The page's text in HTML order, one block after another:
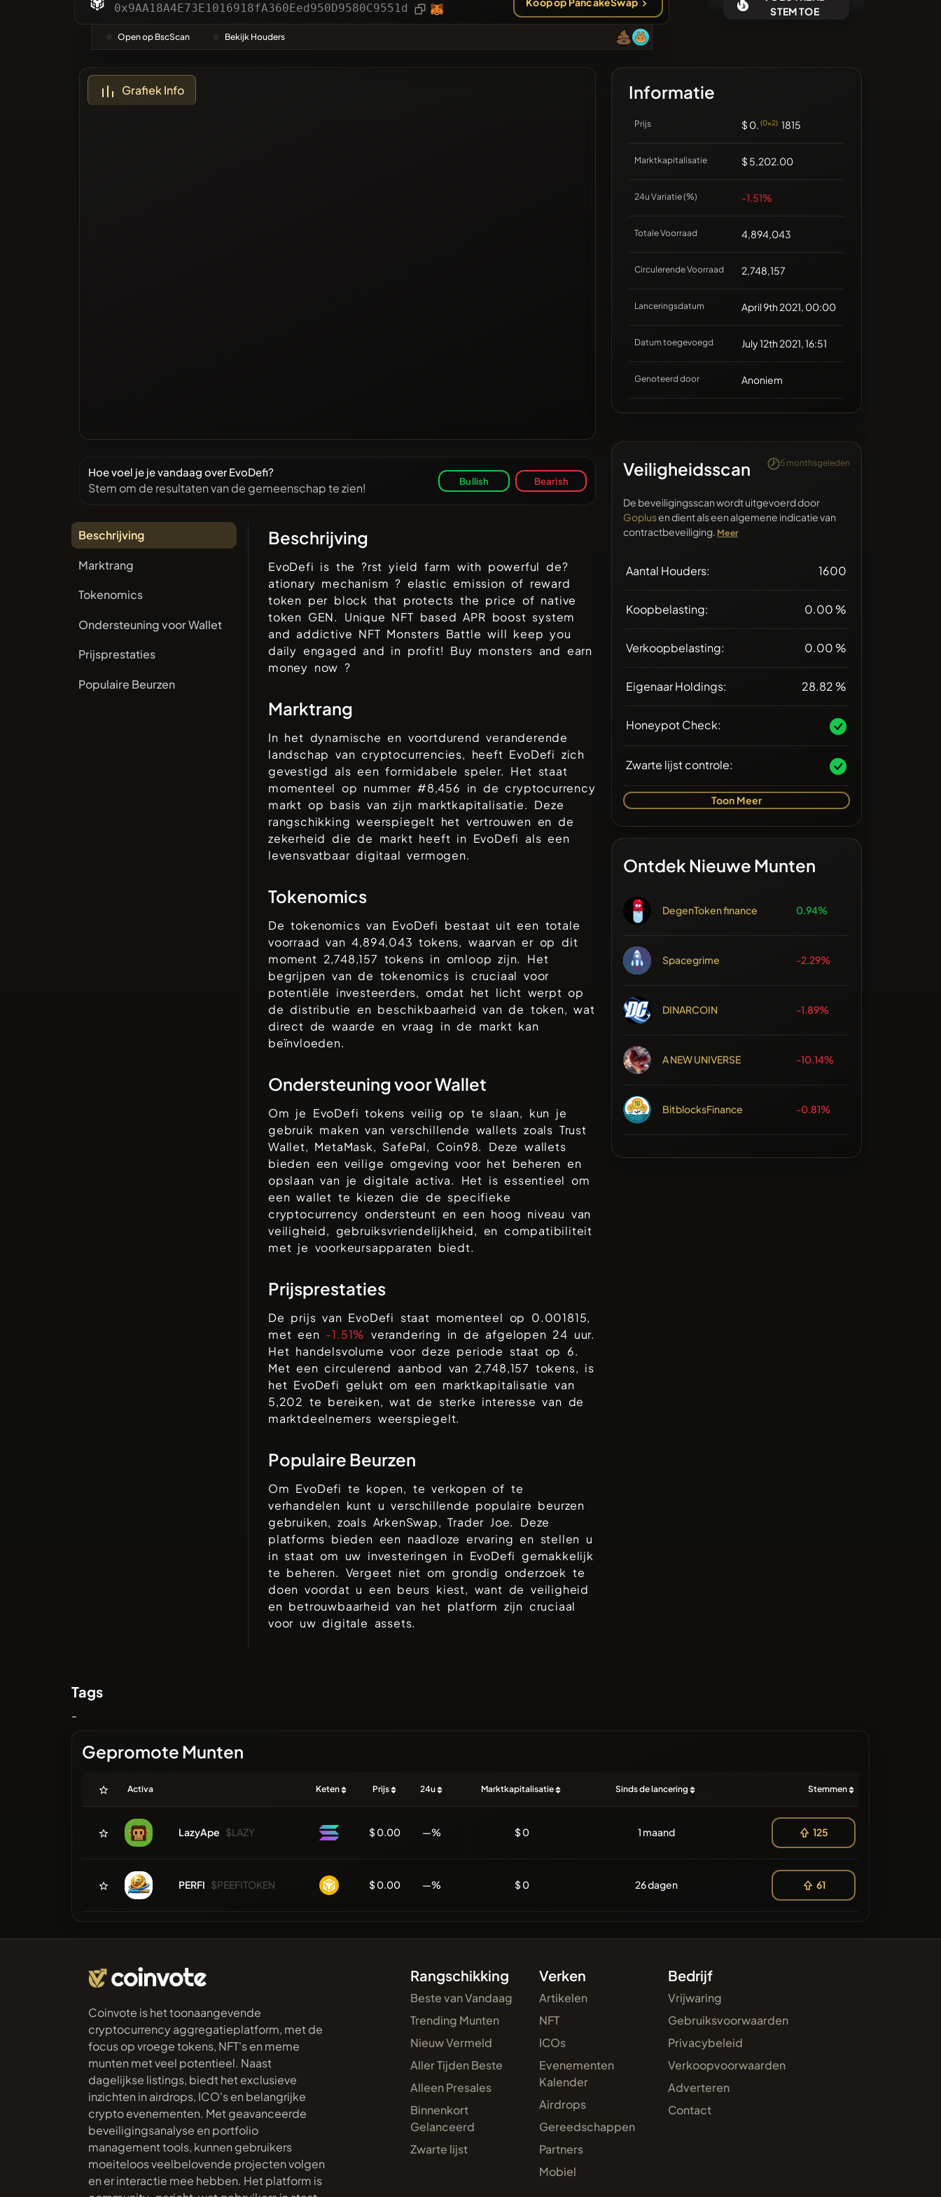
Categorieën
Meest Gestemd
Artikel ❌Geen recente munten
0x9AA18A4E73E1016918fA360Eed950D9580C9551d
Open op BscScan Bekijk Houders
STEM TOE
Grafiek Info
Hoe voel je je vandaag over EvoDefi?
Stem om de resultaten van de gemeenschap te zien! Bullish Bearish
Beschrijving
Marktrang
Tokenomics
Ondersteuning voor Wallet
Prijsprestaties
Populaire Beurzen
Beschrijving
EvoDefi is the ?rst yield farm with powerful de?
ationary mechanism ? elastic emission of reward
token per block that protects the price of native
token GEN. Unique NFT based APR boost system
and addictive NFT Monsters Battle will keep you
daily engaged and in profit! Buy monsters and earn
money now ?
Marktrang
In het dynamische en voortdurend veranderende
landschap van cryptocurrencies, heeft EvoDefi zich
gevestigd als een formidabele speler. Het staat
momenteel op nummer #8,456 in de cryptocurrency
markt op basis van zijn marktkapitalisatie. Deze
rangschikking weerspiegelt het vertrouwen en de
zekerheid die de markt heeft in EvoDefi als een
levensvatbaar digitaal vermogen.
Tokenomics
De tokenomics van EvoDefi bestaat uit een totale
voorraad van4,894,043 tokens, waarvan er op dit
moment 2,748,157 tokens in omloop zijn. Het
begrijpen van de tokenomics is cruciaal voor
potentiële investeerders, omdat het licht werpt op
de distributie en beschikbaarheid van de token, wat
direct de waarde en vraag in de markt kan
beïnvloeden.
Ondersteuning voor Wallet
Om je EvoDefi tokens veilig op te slaan, kun je
gebruik maken van verschillende wallets zoals Trust
Wallet, MetaMask, SafePal, Coin98. Deze wallets
bieden een veilige omgeving voor het beheren en
opslaan van je digitale activa. Het is essentieel om
een wallet te kiezen die de specifieke
cryptocurrency ondersteunt en een hoog niveau van
veiligheid, gebruiksvriendelijkheid, en compatibiliteit
met je voorkeursapparaten biedt.
Prijsprestaties
De prijs van EvoDefi staat momenteel op 0.001815,
met een -1.51% verandering in de afgelopen 24 uur.
Het handelsvolume voor deze periode staat op 6.
Met een circulerend aanbod van 2,748,157 tokens, is
het EvoDefi gelukt om een marktkapitalisatie van
5,202 te bereiken, wat de sterke interesse van de
marktdeelnemers weerspiegelt.
Populaire Beurzen
Om EvoDefi te kopen, te verkopen of te
verhandelen kunt u verschillende populaire beurzen
gebruiken, zoals ArkenSwap, Trader Joe. Deze
platforms bieden een naadloze ervaring en stellen u
in staat om uw investeringen in EvoDefi gemakkelijk
te beheren. Vergeet niet om grondig onderzoek te
doen voordat u een beurs kiest, want de veiligheid
en betrouwbaarheid van het platform zijn cruciaal
voor uw digitale assets.
Informatie
Prijs $ 0. (0x2) 1815
Marktkapitalisatie $ 5,202.00
24u Variatie (%) -1.51%
Totale Voorraad 4,894,043
Circulerende Voorraad 2,748,157
Lanceringsdatum April 9th 2021, 00:00
Datum toegevoegd July 12th 2021, 16:51
Genoteerd door Anoniem
Veiligheidsscan 5 monthsgeleden
De beveiligingsscan wordt uitgevoerd door
Goplusen dient als een algemene indicatie van
contractbeveiliging. Meer
Aantal Houders: 1600
Koopbelasting: 0.00 %
Verkoopbelasting: 0.00 %
Eigenaar Holdings: 28.82 %
Honeypot Check:
Zwarte lijst controle:
Toon Meer
Ontdek Nieuwe Munten
DegenToken finance 0.94%
Spacegrime -2.29%
DINARCOIN -1.89%
A NEW UNIVERSE -10.14%
BitblocksFinance -0.81%
Tags
-
Gepromote Munten
Activa Keten Prijs 24u Marktkapitalisatie Sinds de lancering Stemmen
LazyApe $LAZY $ 0.00 —% $ 0 1 maand 125
PERFI $PEEFITOKEN $ 0.00 —% $ 0 26 dagen 61
Coinvote is het toonaangevende
cryptocurrency aggregatieplatform, met de
focus op vroege tokens, NFT's en meme
munten met veel potentieel. Naast
dagelijkse listings, biedt het exclusieve
inzichten in airdrops, ICO's en belangrijke
crypto evenementen. Met geavanceerde
beveiligingsanalyse en portfolio
management tools, kunnen gebruikers
moeiteloos veelbelovende projecten volgen
en er interactie mee hebben. Het platform is
Rangschikking
Beste van Vandaag
Trending Munten
Nieuw Vermeld
Aller Tijden Beste
Alleen Presales
Binnenkort
Gelanceerd
Zwarte lijst
Verken
Artikelen
NFT
ICOs
Evenementen
Kalender
Airdrops
Gereedschappen
Partners
Mobiel
Bedrijf
Vrijwaring
Gebruiksvoorwaarden
Privacybeleid
Verkoopvoorwaarden
Adverteren
Contact